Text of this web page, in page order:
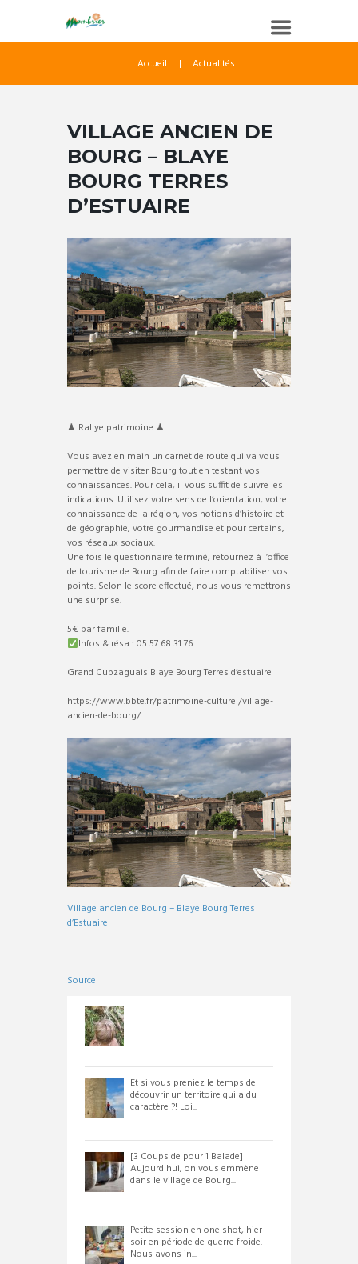
Accueil Actualités
VILLAGE ANCIEN DE
BOURG – BLAYE
BOURG TERRES
D’ESTUAIRE
♟ Rallye patrimoine ♟
Vous avez en main un carnet de route qui va vous
permettre de visiter Bourg tout en testant vos
connaissances. Pour cela, il vous suffit de suivre les
indications. Utilisez votre sens de l’orientation, votre
connaissance de la région, vos notions d’histoire et
de géographie, votre gourmandise et pour certains,
vos réseaux sociaux.
Une fois le questionnaire terminé, retournez à l’office
de tourisme de Bourg afin de faire comptabiliser vos
points. Selon le score effectué, nous vous remettrons
une surprise.
5€ par famille.
Infos & résa : 05 57 68 31 76.
Grand Cubzaguais Blaye Bourg Terres d’estuaire
https://www.bbte.fr/patrimoine-culturel/village-
ancien-de-bourg/
Village ancien de Bourg – Blaye Bourg Terres
d’Estuaire
Source
Et si vous preniez le temps de
découvrir un territoire qui a du
caractère ?! Loi...
[3 Coups de pour 1 Balade]
Aujourd'hui, on vous emmène
dans le village de Bourg...
Petite session en one shot, hier
soir en période de guerre froide.
Nous avons in...